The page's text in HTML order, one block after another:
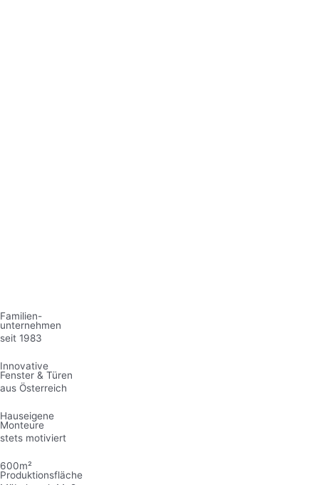
Familien-
unternehmen
seit 1983
Innovative
Fenster & Türen
aus Österreich
Hauseigene
Monteure
stets motiviert
600m²
Produktionsfläche